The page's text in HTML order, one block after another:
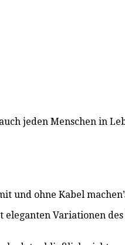
jeden Menschen in
und ohne Kabel
Variationen